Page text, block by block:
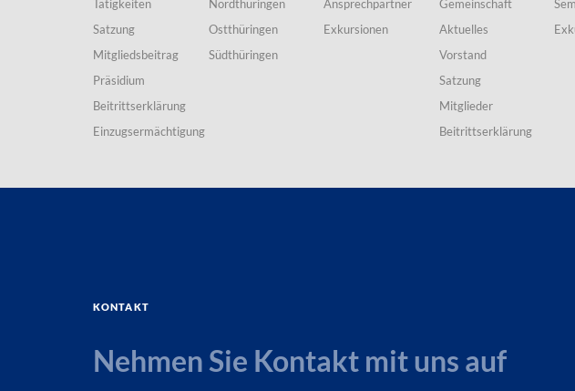
Tätigkeiten
Satzung
Mitgliedsbeitrag
Präsidium
Beitrittserklärung
Einzugsermächtigung
Nordthüringen
Ostthüringen
Südthüringen
Ansprechpartner
Exkursionen
Gemeinschaft
Aktuelles
Vorstand
Satzung
Mitglieder
Beitrittserklärung
Kontakt
Nehmen Sie Kontakt mit uns auf